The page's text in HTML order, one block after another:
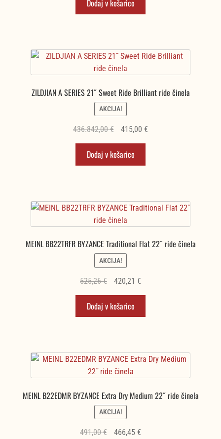
je
bila:
219,47 €.
Dodaj v košarico
ZILDJIAN A SERIES 21˝ Sweet Ride Brilliant ride činela
AKCIJA!
436.842,00€
Izvirna
cena
je
bila:
415,00 €Trenutna
Dodaj v košarico
MEINL BB22TRFR BYZANCE Traditional Flat 22˝ ride činela
AKCIJA!
525,26€
Izvirna
je
bila:
420,21 €Trenutna
420,21 €.
Dodaj v košarico
MEINL B22EDMR BYZANCE Extra Dry Medium 22˝ ride činela
AKCIJA!
491,00€
Izvirna
466,45 €Trenutna